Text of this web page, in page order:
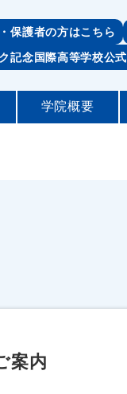
保護者の方はこちら
記念国際高等学校公式
学院概要
案内